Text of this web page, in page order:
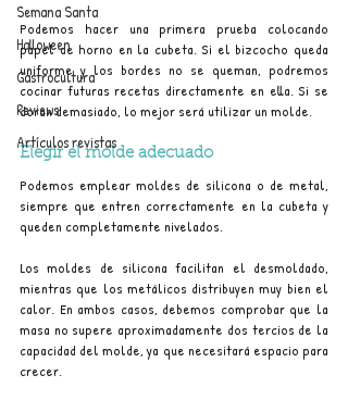
Semana Santa
Halloween
Gastrocultura
Reviews
Artículos revistas
Podemos hacer una primera prueba colocando
papel de horno en la cubeta. Si el bizcocho queda
uniforme y los bordes no se queman, podremos
cocinar futuras recetas directamente en ella. Si se
doran demasiado, lo mejor será utilizar un molde.
Elegir el molde adecuado
Podemos emplear moldes de silicona o de metal,
siempre que entren correctamente en la cubeta y
queden completamente nivelados.
Los moldes de silicona facilitan el desmoldado,
mientras que los metálicos distribuyen muy bien el
calor. En ambos casos, debemos comprobar que la
masa no supere aproximadamente dos tercios de la
capacidad del molde, ya que necesitará espacio para
crecer.